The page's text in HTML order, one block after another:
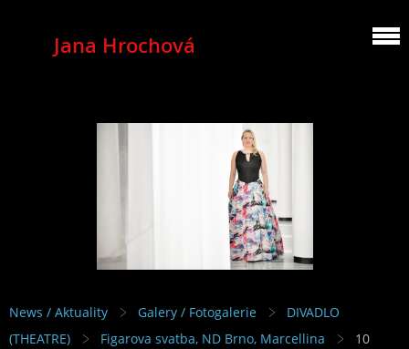
Jana Hrochová
MEZZOSOPRANO
News / Aktuality Galery / Fotogalerie
DIVADLO
(THEATRE)
Figarova svatba, ND Brno, Marcellina 10